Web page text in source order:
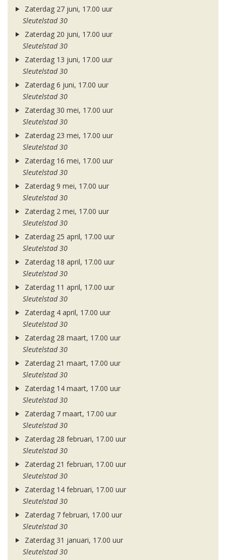
Zaterdag 27 juni, 17.00 uur
Sleutelstad 30
Zaterdag 20 juni, 17.00 uur
Sleutelstad 30
Zaterdag 13 juni, 17.00 uur
Sleutelstad 30
Zaterdag 6 juni, 17.00 uur
Sleutelstad 30
Zaterdag 30 mei, 17.00 uur
Sleutelstad 30
Zaterdag 23 mei, 17.00 uur
Sleutelstad 30
Zaterdag 16 mei, 17.00 uur
Sleutelstad 30
Zaterdag 9 mei, 17.00 uur
Sleutelstad 30
Zaterdag 2 mei, 17.00 uur
Sleutelstad 30
Zaterdag 25 april, 17.00 uur
Sleutelstad 30
Zaterdag 18 april, 17.00 uur
Sleutelstad 30
Zaterdag 11 april, 17.00 uur
Sleutelstad 30
Zaterdag 4 april, 17.00 uur
Sleutelstad 30
Zaterdag 28 maart, 17.00 uur
Sleutelstad 30
Zaterdag 21 maart, 17.00 uur
Sleutelstad 30
Zaterdag 14 maart, 17.00 uur
Sleutelstad 30
Zaterdag 7 maart, 17.00 uur
Sleutelstad 30
Zaterdag 28 februari, 17.00 uur
Sleutelstad 30
Zaterdag 21 februari, 17.00 uur
Sleutelstad 30
Zaterdag 14 februari, 17.00 uur
Sleutelstad 30
Zaterdag 7 februari, 17.00 uur
Sleutelstad 30
Zaterdag 31 januari, 17.00 uur
Sleutelstad 30